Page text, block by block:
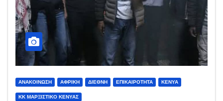
ΑΝΑΚΟΊΝΩΣΗ ΑΦΡΙΚΉ ΔΙΕΘΝΉ ΕΠΙΚΑΙΡΌΤΗΤΑ ΚΈΝΥΑ
ΚΚ ΜΑΡΞΙΣΤΙΚΌ ΚΈΝΥΑΣ